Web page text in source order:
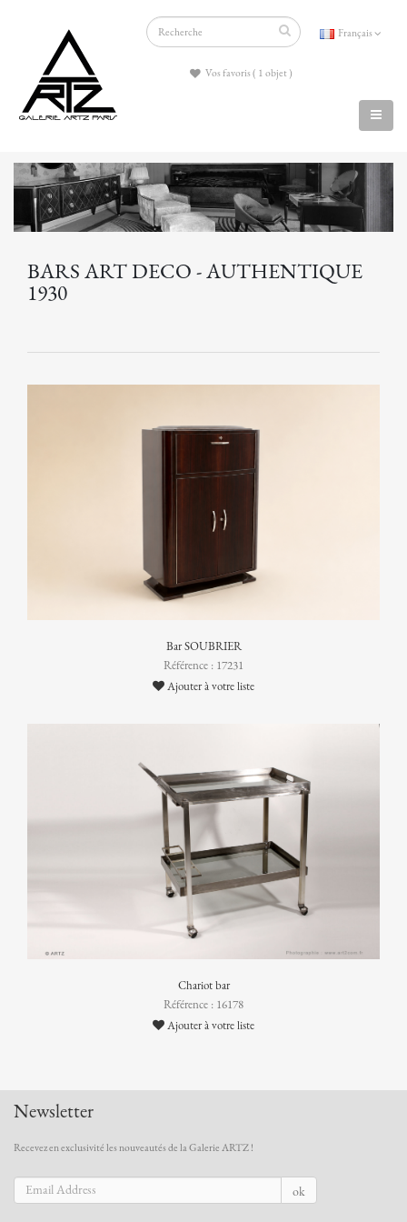
Français
Vos favoris ( 1 objet )
BARS ART DECO - AUTHENTIQUE
1930
Bar SOUBRIER
Référence : 17231
Ajouter à votre liste
Chariot bar
Référence : 16178
Ajouter à votre liste
Newsletter
Recevez en exclusivité les nouveautés de la Galerie ARTZ !
ok